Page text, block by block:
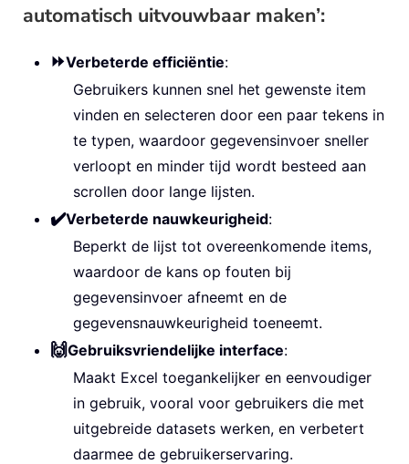
automatisch uitvouwbaar maken’:
⏩Verbeterde efficiëntie:
Gebruikers kunnen snel het gewenste item
vinden en selecteren door een paar tekens in
te typen, waardoor gegevensinvoer sneller
verloopt en minder tijd wordt besteed aan
scrollen door lange lijsten.
✔️Verbeterde nauwkeurigheid:
Beperkt de lijst tot overeenkomende items,
waardoor de kans op fouten bij
gegevensinvoer afneemt en de
gegevensnauwkeurigheid toeneemt.
🙌Gebruiksvriendelijke interface:
Maakt Excel toegankelijker en eenvoudiger
in gebruik, vooral voor gebruikers die met
uitgebreide datasets werken, en verbetert
daarmee de gebruikerservaring.